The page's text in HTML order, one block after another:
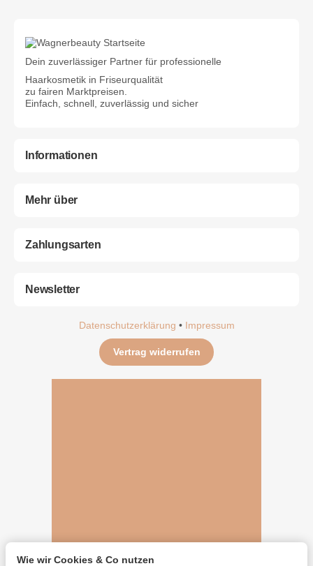
Dein zuverlässiger Partner für professionelle
Haarkosmetik in Friseurqualität
zu fairen Marktpreisen.
Einfach, schnell, zuverlässig und sicher
Informationen
Mehr über
Zahlungsarten
Newsletter
Datenschutzerklärung • Impressum
Vertrag widerrufen
Wie wir Cookies & Co nutzen